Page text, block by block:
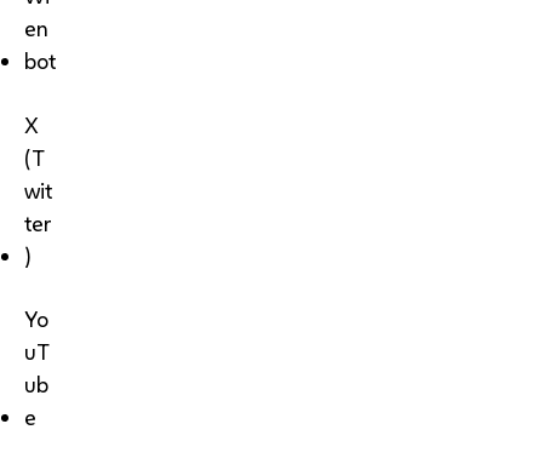
en
bot
X
(T
wit
ter
)
Yo
uT
ub
e